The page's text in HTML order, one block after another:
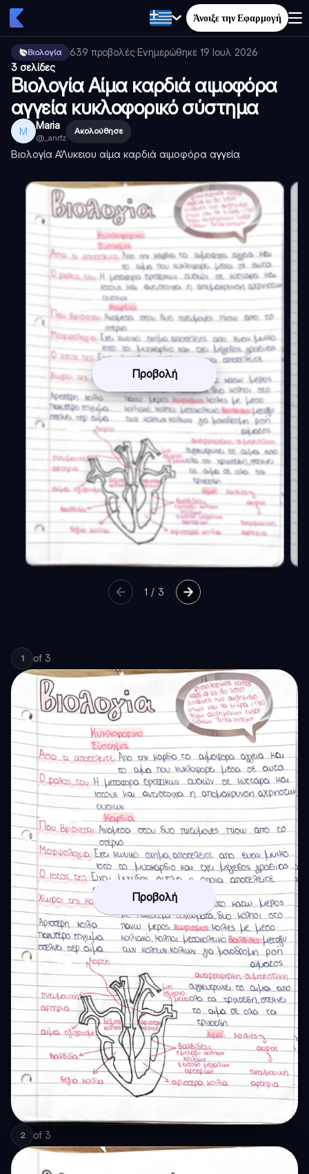
Άνοιξε την Εφαρμογή
Βιολογία 639 προβολές·Ενημερώθηκε 19 Ιουλ 2026·
3 σελίδες
Βιολογία Αίμα καρδιά αιμοφόρα
αγγεία κυκλοφορικό σύστημα
M Maria
@ _anrfz
Ακολούθησε
Βιολογία Α’Λυκειου αίμα καρδιά αιμοφόρα αγγεία
Προβολή
1 / 3
1 of 3
Προβολή
2 of 3